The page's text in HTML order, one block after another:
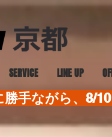
SERVICE LINE UP
勝手ながら、8/